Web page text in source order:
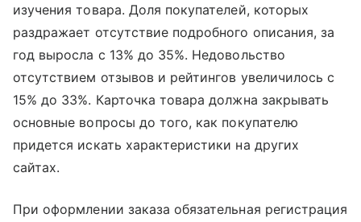
изучения товара. Доля покупателей, которых
раздражает отсутствие подробного описания, за
год выросла с 13% до 35%. Недовольство
отсутствием отзывов и рейтингов увеличилось с
15% до 33%. Карточка товара должна закрывать
основные вопросы до того, как покупателю
придется искать характеристики на других
сайтах.
При оформлении заказа обязательная регистрация